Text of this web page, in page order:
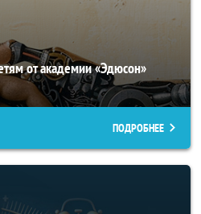
от академии «Эдюсон»
ПОДРОБНЕЕ